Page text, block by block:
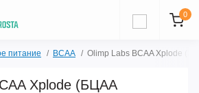
0
питание BCAA Olimp Labs BCAA Xplode
Xplode (БЦАА